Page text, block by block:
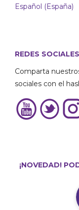
Español (España)
REDES SOCIALES
Comparta
sociales con el
¡NOVEDAD!